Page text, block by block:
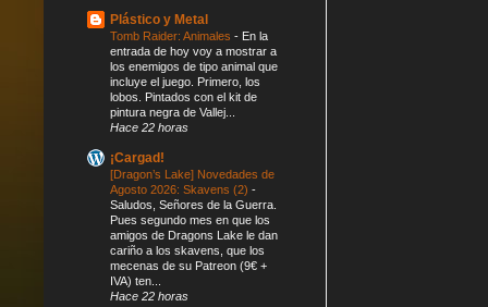
Plástico y Metal
Tomb Raider: Animales - En la
entrada de hoy voy a mostrar a
los enemigos de tipo animal que
incluye el juego. Primero, los
lobos. Pintados con el kit de
pintura negra de Vallej...
Hace 22 horas
¡Cargad!
[Dragon’s Lake] Novedades de
Agosto 2026: Skavens (2) -
Saludos, Señores de la Guerra.
Pues segundo mes en que los
amigos de Dragons Lake le dan
cariño a los skavens, que los
mecenas de su Patreon (9€ +
IVA) ten...
Hace 22 horas